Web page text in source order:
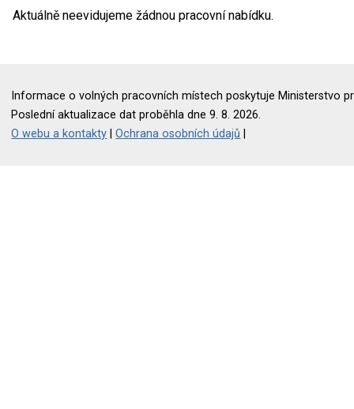
Aktuálně neevidujeme žádnou pracovní nabídku.
Informace o volných pracovních místech poskytuje Ministerstvo
Poslední aktualizace dat proběhla dne 9. 8. 2026.
O webu a kontakty |Ochrana osobních údajů